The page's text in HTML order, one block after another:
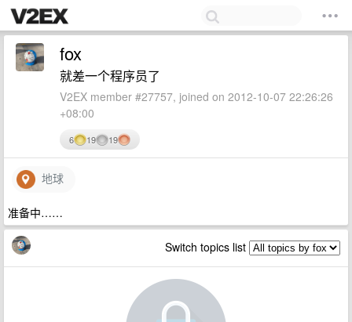
fox
就差一个程序员了
V2EX member #27757, joined on 2012-10-07 22:26:26
+08:00
6 19 19
地球
准备中……
Switch topics list